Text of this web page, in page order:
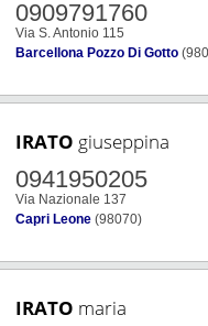
0909791760
Via S. Antonio 115
Barcellona Pozzo Di Gotto
IRATO giuseppina
0941950205
Via Nazionale 137
Capri Leone (98070)
IRATO maria